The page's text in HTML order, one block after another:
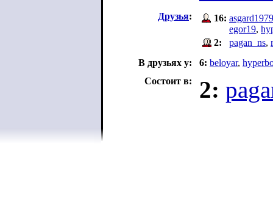
Друзья: 16: asgard1979
egor19,
2:
pagan_ns,
В друзьях у:
6: beloyar,
Состоит в:
2: